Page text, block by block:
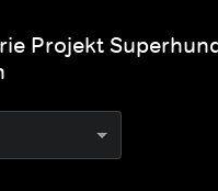
Projekt